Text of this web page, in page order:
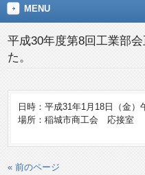
MENU
平成30年度第8回工業部
た。
日時：平成31年1月18日（金）
場所：稲城市商工会 応接室
« 前のページ